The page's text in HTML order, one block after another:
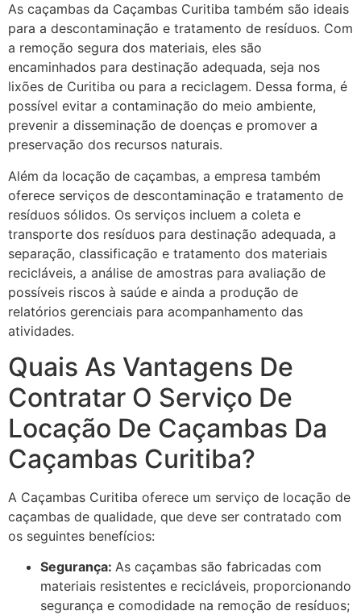
As caçambas da Caçambas Curitiba também são ideais
para a descontaminação e tratamento de resíduos. Com
a remoção segura dos materiais, eles são
encaminhados para destinação adequada, seja nos
lixões de Curitiba ou para a reciclagem. Dessa forma, é
possível evitar a contaminação do meio ambiente,
prevenir a disseminação de doenças e promover a
preservação dos recursos naturais.
Além da locação de caçambas, a empresa também
oferece serviços de descontaminação e tratamento de
resíduos sólidos. Os serviços incluem a coleta e
transporte dos resíduos para destinação adequada, a
separação, classificação e tratamento dos materiais
recicláveis, a análise de amostras para avaliação de
possíveis riscos à saúde e ainda a produção de
relatórios gerenciais para acompanhamento das
atividades.
Quais As Vantagens De
Contratar O Serviço De
Locação De Caçambas Da
Caçambas Curitiba?
A Caçambas Curitiba oferece um serviço de locação de
caçambas de qualidade, que deve ser contratado com
os seguintes benefícios:
Segurança: As caçambas são fabricadas com
materiais resistentes e recicláveis, proporcionando
segurança e comodidade na remoção de resíduos;